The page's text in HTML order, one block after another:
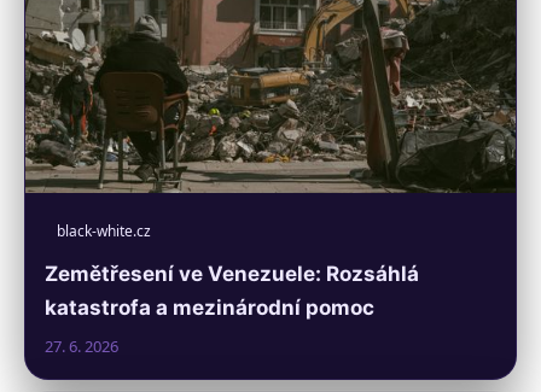
black-white.cz
Zemětřesení ve Venezuele: Rozsáhlá
katastrofa a mezinárodní pomoc
27. 6. 2026